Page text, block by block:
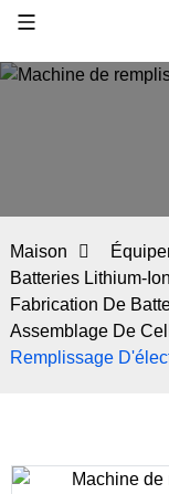
Maison
Batteries Lithium-Ion
Fabrication De
Assemblage De
Remplissage